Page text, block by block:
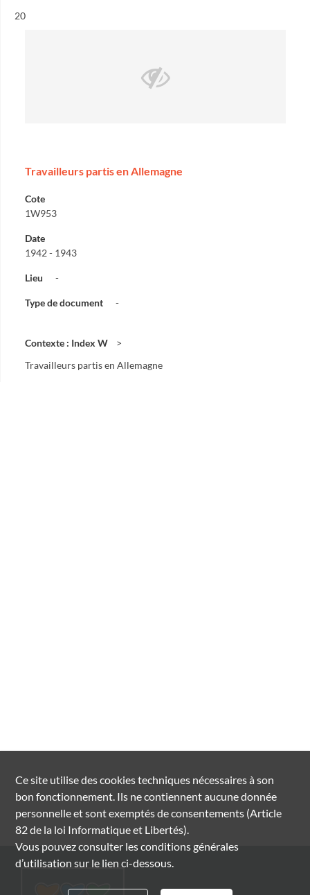
Résultat n°
20
Travailleurs partis en Allemagne
Cote
1W953
Date
1942 - 1943
Lieu -
Type de document -
Contexte : Index W
Travailleurs partis en Allemagne
Ce site utilise descookiestechniques nécessaires à son
bon fonctionnement. Ils ne contiennent aucune donnée
personnelle et sont exemptés de consentements (Article
82 de la loi Informatique et Libertés).
Vous pouvez consulter les conditions générales
d’utilisation sur le lien ci-dessous.